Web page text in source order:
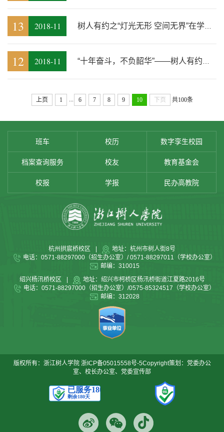
13 2018-11
12 2018-11
上页 1 ... 6 7 8 9 10 下页 共100条
班车 校历 数字孪生校园
档案查询服务 校友 教育基金会
校报 学报 民办高教院
杭州拱宸桥校区
地址：杭州市树人街8号
电话：0571-88297000（招生办公室）/ 0571-88297011（学校办公室）
邮编：310015
绍兴杨汛桥校区
地址：绍兴市柯桥区杨汛桥街道江夏路2016号
电话：0571-88297000（招生办公室）/0575-85324517（学校办公室）
邮编：312028
版权所有：浙江树人学院 浙ICP备05015558号-5Copyright策划：党委办公
室、校长办公室、党委宣传部